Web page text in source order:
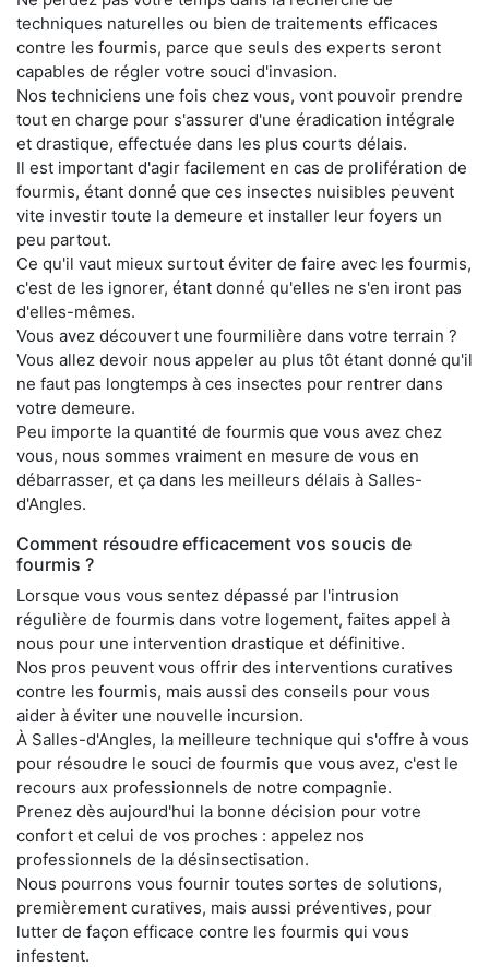
techniques naturelles ou bien de traitements efficaces
contre les fourmis, parce que seuls des experts seront
capables de régler votre souci d'invasion.
Nos techniciens une fois chez vous, vont pouvoir prendre
tout en charge pour s'assurer d'une éradication intégrale
et drastique, effectuée dans les plus courts délais.
Il est important d'agir facilement en cas de prolifération de
fourmis, étant donné que ces insectes nuisibles peuvent
vite investir toute la demeure et installer leur foyers un
peu partout.
Ce qu'il vaut mieux surtout éviter de faire avec les fourmis,
c'est de les ignorer, étant donné qu'elles ne s'en iront pas
d'elles-mêmes.
Vous avez découvert une fourmilière dans votre terrain ?
Vous allez devoir nous appeler au plus tôt étant donné qu'il
ne faut pas longtemps à ces insectes pour rentrer dans
votre demeure.
Peu importe la quantité de fourmis que vous avez chez
vous, nous sommes vraiment en mesure de vous en
débarrasser, et ça dans les meilleurs délais à Salles-
d'Angles.
Comment résoudre efficacement vos soucis de
fourmis ?
Lorsque vous vous sentez dépassé par l'intrusion
régulière de fourmis dans votre logement, faites appel à
nous pour une intervention drastique et définitive.
Nos pros peuvent vous offrir des interventions curatives
contre les fourmis, mais aussi des conseils pour vous
aider à éviter une nouvelle incursion.
À Salles-d'Angles, la meilleure technique qui s'offre à vous
pour résoudre le souci de fourmis que vous avez, c'est le
recours aux professionnels de notre compagnie.
Prenez dès aujourd'hui la bonne décision pour votre
confort et celui de vos proches : appelez nos
professionnels de la désinsectisation.
Nous pourrons vous fournir toutes sortes de solutions,
premièrement curatives, mais aussi préventives, pour
lutter de façon efficace contre les fourmis qui vous
infestent.